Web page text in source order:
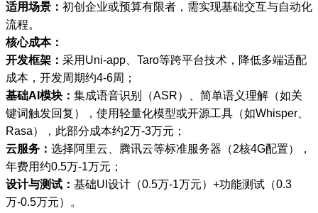
适用场景： 初创企业或预算有限者，需实现基础交互与自动化
流程。
核心成本：
开发框架： 采用Uni-app、Taro等跨平台技术，降低多端适配
成本，开发周期约4-6周；
基础AI模块： 集成语音识别（ASR）、简单语义理解（如关
键词触发回复），使用轻量化模型或开源工具（如Whisper、
Rasa），此部分成本约2万-3万元；
云服务： 选择阿里云、腾讯云等标准服务器（2核4G配置），
年费用约0.5万-1万元；
设计与测试： 基础UI设计（0.5万-1万元）+功能测试（0.3
万-0.5万元）。